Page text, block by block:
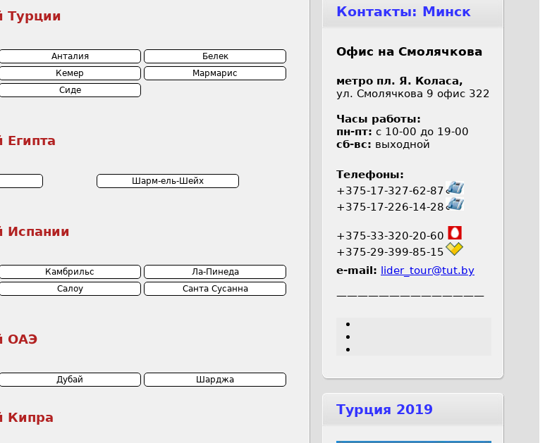
Турции
Анталия
Белек
Кемер
Мармарис
Сиде
Египта
Шарм-ель-Шейх
Испании
Камбрильс
Ла-Пинеда
Салоу Санта Сусанна
ОАЭ
Дубай Шарджа
Кипра
Контакты: Минск
Офис на Смолячкова
метро пл. Я. Коласа,
ул. Смолячкова 9 офис 322
Часы работы:
пн-пт: с 10-00 до 19-00
сб-вс: выходной
Телефоны:
+375-17-327-62-87
+375-17-226-14-28
+375-33-320-20-60
+375-29-399-85-15
e-mail: lider_tour@tut.by
——————————————
Турция 2019